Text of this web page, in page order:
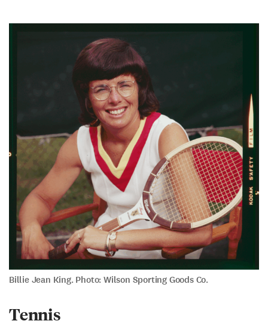
Billie Jean King. Photo: Wilson Sporting Goods Co.
Tennis